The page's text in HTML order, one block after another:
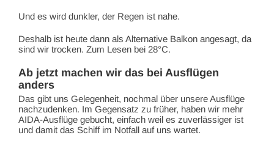
Und es wird dunkler, der Regen ist nahe.
Deshalb ist heute dann als Alternative Balkon angesagt, da
sind wir trocken. Zum Lesen bei 28°C.
Ab jetzt machen wir das bei Ausflügen
anders
Das gibt uns Gelegenheit, nochmal über unsere Ausflüge
nachzudenken. Im Gegensatz zu früher, haben wir mehr
AIDA-Ausflüge gebucht, einfach weil es zuverlässiger ist
und damit das Schiff im Notfall auf uns wartet.